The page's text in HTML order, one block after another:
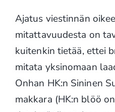
Ajatus viestinnän
mitattavuudesta on
kuitenkin tietää, ettei
mitata yksinomaan
Onhan HK:n Sininen
makkara (HK:n blöö